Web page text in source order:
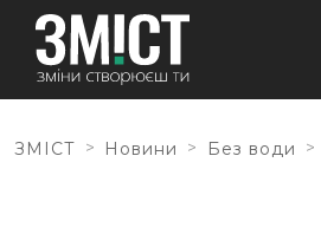
ЗМІСТ > Новини > Без води >